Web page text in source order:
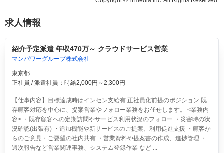
求人情報
紹介予定派遣 年収470万～ クラウドサービス営業
マンパワーグループ株式会社
東京都
正社員 / 派遣社員：時給2,000円～2,300円
【仕事内容】目標達成時はインセン支給有 正社員化前提のポジション 既
存顧客対応を中心に、提案営業やフォロー業務をお任せします。 <業務内
容> ・既存顧客への定期訪問やサービス利用状況のフォロー ・災害時の状
況確認(出張有) ・追加機能や新サービスのご提案、利用促進支援 ・顧客か
らのご意見・ご要望の社内共有 ・営業資料や提案書の作成、進捗管理 ・
週次報告など営業関連事務、システム登録作業 など ...